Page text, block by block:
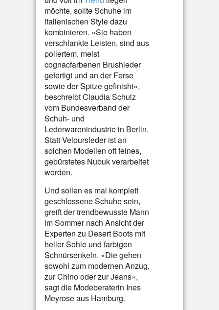
möchte, sollte Schuhe im
italienischen Style dazu
kombinieren. «Sie haben
verschlankte Leisten, sind aus
poliertem, meist
cognacfarbenen Brushleder
gefertigt und an der Ferse
sowie der Spitze gefinisht»,
beschreibt Claudia Schulz
vom Bundesverband der
Schuh- und
Lederwarenindustrie in Berlin.
Statt Veloursleder ist an
solchen Modellen oft feines,
gebürstetes Nubuk verarbeitet
worden.
Und sollen es mal komplett
geschlossene Schuhe sein,
greift der trendbewusste Mann
im Sommer nach Ansicht der
Experten zu Desert Boots mit
heller Sohle und farbigen
Schnürsenkeln. «Die gehen
sowohl zum modernen Anzug,
zur Chino oder zur Jeans»,
sagt die Modeberaterin Ines
Meyrose aus Hamburg.